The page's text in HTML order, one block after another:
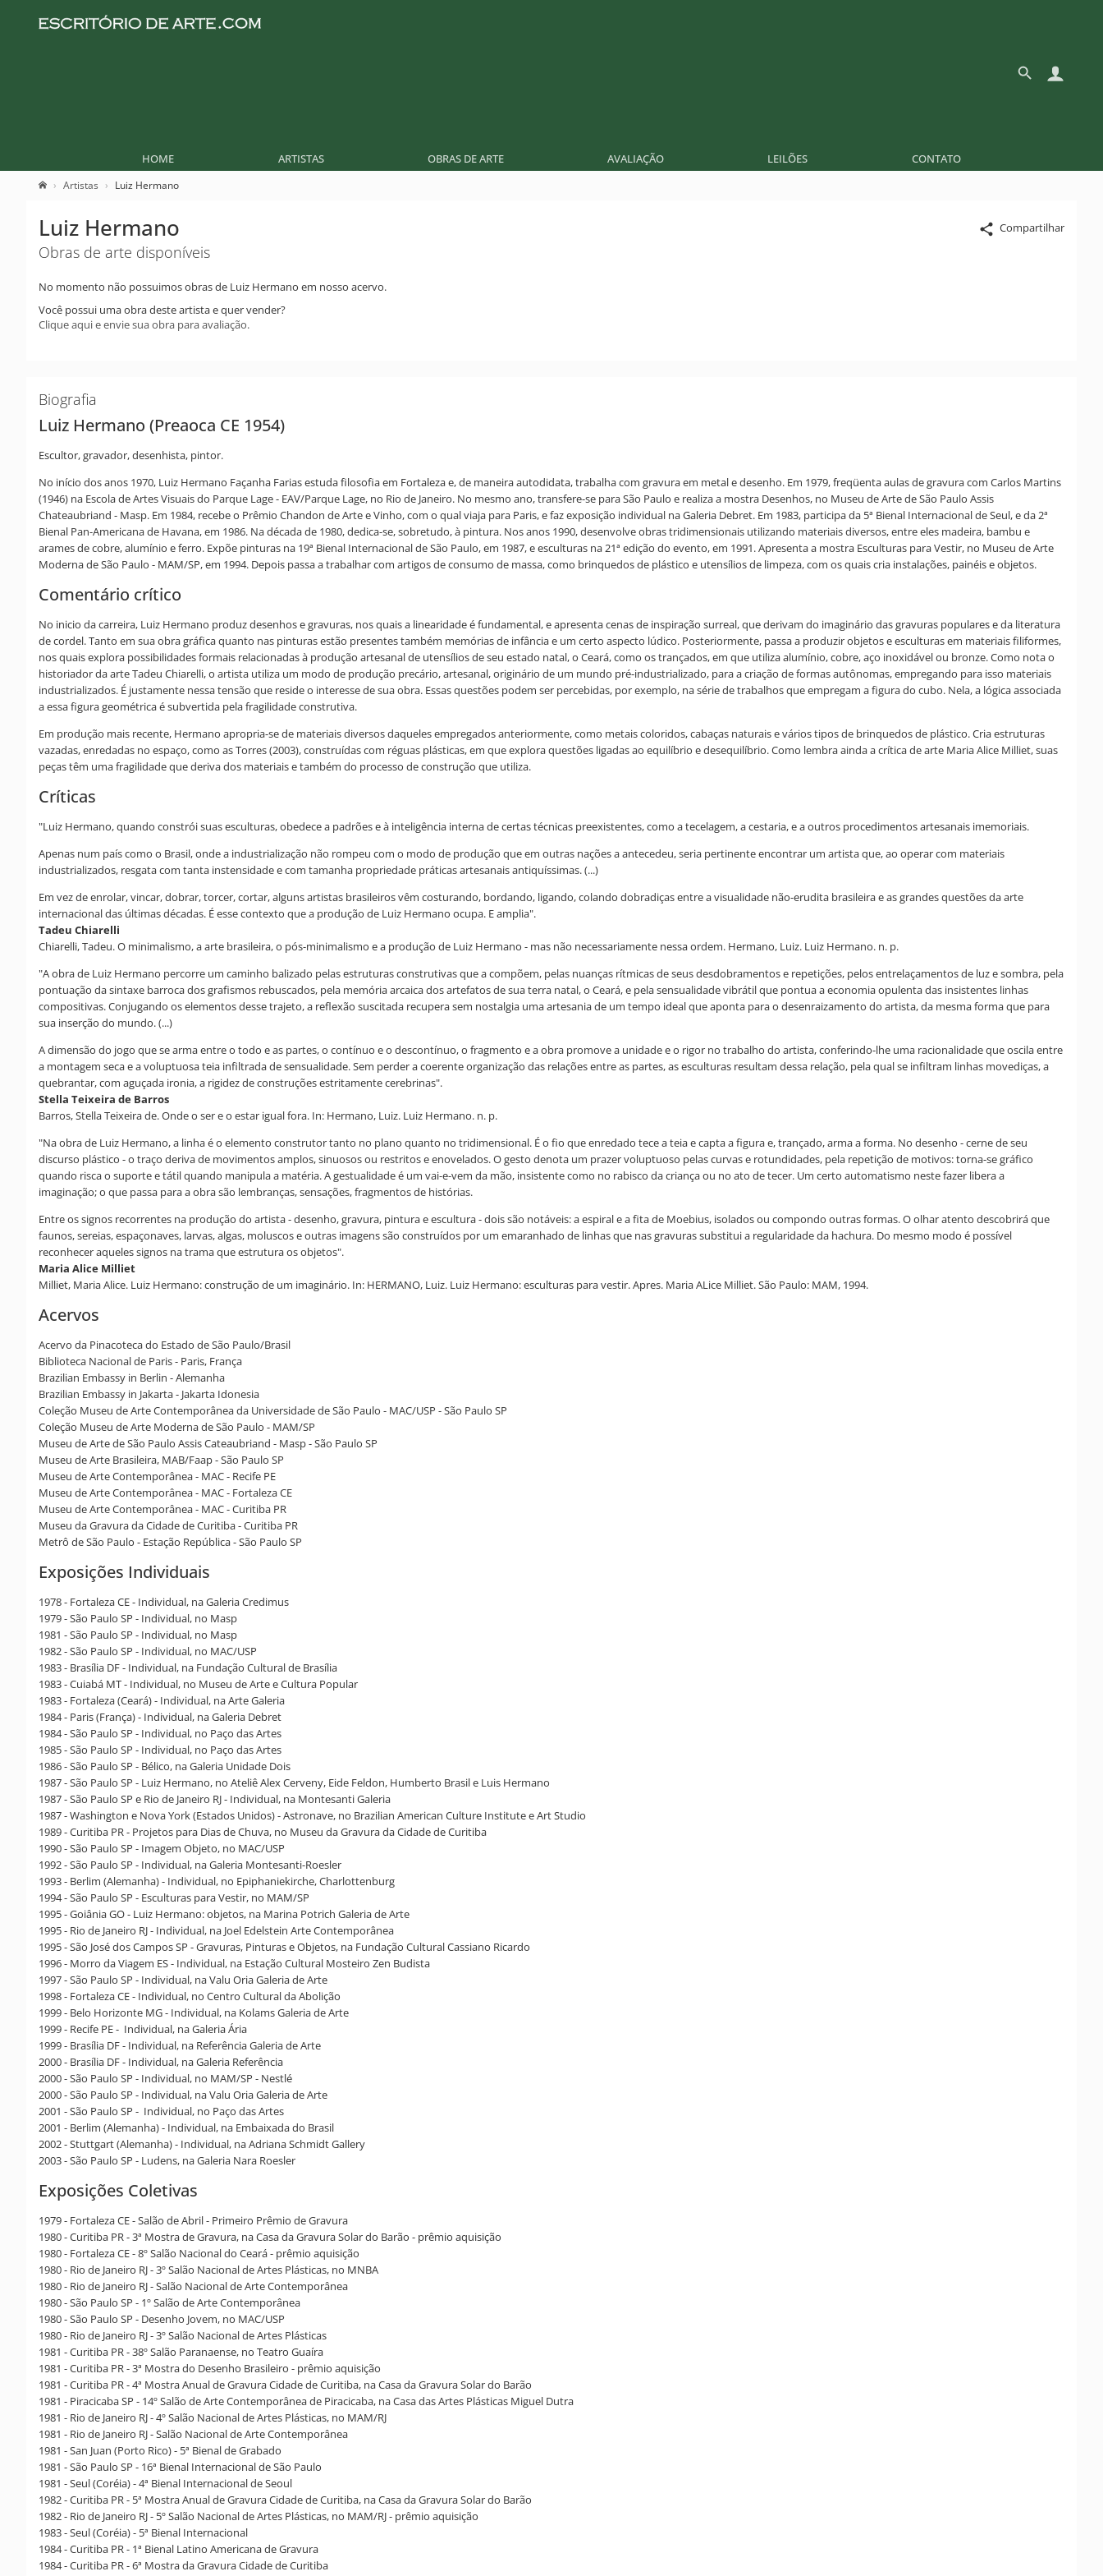
HOME ARTISTAS OBRAS DE ARTE AVALIAÇÃO LEILÕES CONTATO
Artistas Luiz Hermano
Compartilhar
Luiz Hermano
Obras de arte disponíveis
No momento não possuimos obras de Luiz Hermano em nosso acervo.
Você possui uma obra deste artista e quer vender?
Clique aqui e envie sua obra para avaliação.
Biografia
Luiz Hermano (Preaoca CE 1954)
Escultor, gravador, desenhista, pintor.
No início dos anos 1970, Luiz Hermano Façanha Farias estuda filosofia em Fortaleza e, de maneira autodidata, trabalha com gravura em metal e desenho. Em 1979, freqüenta aulas de gravura com Carlos Martins
(1946) na Escola de Artes Visuais do Parque Lage - EAV/Parque Lage, no Rio de Janeiro. No mesmo ano, transfere-se para São Paulo e realiza a mostra Desenhos, no Museu de Arte de São Paulo Assis
Chateaubriand - Masp. Em 1984, recebe o Prêmio Chandon de Arte e Vinho, com o qual viaja para Paris, e faz exposição individual na Galeria Debret. Em 1983, participa da 5ª Bienal Internacional de Seul, e da 2ª
Bienal Pan-Americana de Havana, em 1986. Na década de 1980, dedica-se, sobretudo, à pintura. Nos anos 1990, desenvolve obras tridimensionais utilizando materiais diversos, entre eles madeira, bambu e
arames de cobre, alumínio e ferro. Expõe pinturas na 19ª Bienal Internacional de São Paulo, em 1987, e esculturas na 21ª edição do evento, em 1991. Apresenta a mostra Esculturas para Vestir, no Museu de Arte
Moderna de São Paulo - MAM/SP, em 1994. Depois passa a trabalhar com artigos de consumo de massa, como brinquedos de plástico e utensílios de limpeza, com os quais cria instalações, painéis e objetos.
Comentário crítico
No inicio da carreira, Luiz Hermano produz desenhos e gravuras, nos quais a linearidade é fundamental, e apresenta cenas de inspiração surreal, que derivam do imaginário das gravuras populares e da literatura
de cordel. Tanto em sua obra gráfica quanto nas pinturas estão presentes também memórias de infância e um certo aspecto lúdico. Posteriormente, passa a produzir objetos e esculturas em materiais filiformes,
nos quais explora possibilidades formais relacionadas à produção artesanal de utensílios de seu estado natal, o Ceará, como os trançados, em que utiliza alumínio, cobre, aço inoxidável ou bronze. Como nota o
historiador da arte Tadeu Chiarelli, o artista utiliza um modo de produção precário, artesanal, originário de um mundo pré-industrializado, para a criação de formas autônomas, empregando para isso materiais
industrializados. É justamente nessa tensão que reside o interesse de sua obra. Essas questões podem ser percebidas, por exemplo, na série de trabalhos que empregam a figura do cubo. Nela, a lógica associada
a essa figura geométrica é subvertida pela fragilidade construtiva.
Em produção mais recente, Hermano apropria-se de materiais diversos daqueles empregados anteriormente, como metais coloridos, cabaças naturais e vários tipos de brinquedos de plástico. Cria estruturas
vazadas, enredadas no espaço, como as Torres (2003), construídas com réguas plásticas, em que explora questões ligadas ao equilíbrio e desequilíbrio. Como lembra ainda a crítica de arte Maria Alice Milliet, suas
peças têm uma fragilidade que deriva dos materiais e também do processo de construção que utiliza.
Críticas
"Luiz Hermano, quando constrói suas esculturas, obedece a padrões e à inteligência interna de certas técnicas preexistentes, como a tecelagem, a cestaria, e a outros procedimentos artesanais imemoriais.
Apenas num país como o Brasil, onde a industrialização não rompeu com o modo de produção que em outras nações a antecedeu, seria pertinente encontrar um artista que, ao operar com materiais
industrializados, resgata com tanta instensidade e com tamanha propriedade práticas artesanais antiquíssimas. (...)
Em vez de enrolar, vincar, dobrar, torcer, cortar, alguns artistas brasileiros vêm costurando, bordando, ligando, colando dobradiças entre a visualidade não-erudita brasileira e as grandes questões da arte
internacional das últimas décadas. É esse contexto que a produção de Luiz Hermano ocupa. E amplia".
Tadeu Chiarelli
Chiarelli, Tadeu. O minimalismo, a arte brasileira, o pós-minimalismo e a produção de Luiz Hermano - mas não necessariamente nessa ordem. Hermano, Luiz. Luiz Hermano. n. p.
"A obra de Luiz Hermano percorre um caminho balizado pelas estruturas construtivas que a compõem, pelas nuanças rítmicas de seus desdobramentos e repetições, pelos entrelaçamentos de luz e sombra, pela
pontuação da sintaxe barroca dos grafismos rebuscados, pela memória arcaica dos artefatos de sua terra natal, o Ceará, e pela sensualidade vibrátil que pontua a economia opulenta das insistentes linhas
compositivas. Conjugando os elementos desse trajeto, a reflexão suscitada recupera sem nostalgia uma artesania de um tempo ideal que aponta para o desenraizamento do artista, da mesma forma que para
sua inserção do mundo. (...)
A dimensão do jogo que se arma entre o todo e as partes, o contínuo e o descontínuo, o fragmento e a obra promove a unidade e o rigor no trabalho do artista, conferindo-lhe uma racionalidade que oscila entre
a montagem seca e a voluptuosa teia infiltrada de sensualidade. Sem perder a coerente organização das relações entre as partes, as esculturas resultam dessa relação, pela qual se infiltram linhas movediças, a
quebrantar, com aguçada ironia, a rigidez de construções estritamente cerebrinas".
Stella Teixeira de Barros
Barros, Stella Teixeira de. Onde o ser e o estar igual fora. In: Hermano, Luiz. Luiz Hermano. n. p.
"Na obra de Luiz Hermano, a linha é o elemento construtor tanto no plano quanto no tridimensional. É o fio que enredado tece a teia e capta a figura e, trançado, arma a forma. No desenho - cerne de seu
discurso plástico - o traço deriva de movimentos amplos, sinuosos ou restritos e enovelados. O gesto denota um prazer voluptuoso pelas curvas e rotundidades, pela repetição de motivos: torna-se gráfico
quando risca o suporte e tátil quando manipula a matéria. A gestualidade é um vai-e-vem da mão, insistente como no rabisco da criança ou no ato de tecer. Um certo automatismo neste fazer libera a
imaginação; o que passa para a obra são lembranças, sensações, fragmentos de histórias.
Entre os signos recorrentes na produção do artista - desenho, gravura, pintura e escultura - dois são notáveis: a espiral e a fita de Moebius, isolados ou compondo outras formas. O olhar atento descobrirá que
faunos, sereias, espaçonaves, larvas, algas, moluscos e outras imagens são construídos por um emaranhado de linhas que nas gravuras substitui a regularidade da hachura. Do mesmo modo é possível
reconhecer aqueles signos na trama que estrutura os objetos".
Maria Alice Milliet
Milliet, Maria Alice. Luiz Hermano: construção de um imaginário. In: HERMANO, Luiz. Luiz Hermano: esculturas para vestir. Apres. Maria ALice Milliet. São Paulo: MAM, 1994.
Acervos
Acervo da Pinacoteca do Estado de São Paulo/Brasil
Biblioteca Nacional de Paris - Paris, França
Brazilian Embassy in Berlin - Alemanha
Brazilian Embassy in Jakarta - Jakarta Idonesia
Coleção Museu de Arte Contemporânea da Universidade de São Paulo - MAC/USP - São Paulo SP
Coleção Museu de Arte Moderna de São Paulo - MAM/SP
Museu de Arte de São Paulo Assis Cateaubriand - Masp - São Paulo SP
Museu de Arte Brasileira, MAB/Faap - São Paulo SP
Museu de Arte Contemporânea - MAC - Recife PE
Museu de Arte Contemporânea - MAC - Fortaleza CE
Museu de Arte Contemporânea - MAC - Curitiba PR
Museu da Gravura da Cidade de Curitiba - Curitiba PR
Metrô de São Paulo - Estação República - São Paulo SP
Exposições Individuais
1978 - Fortaleza CE - Individual, na Galeria Credimus
1979 - São Paulo SP - Individual, no Masp
1981 - São Paulo SP - Individual, no Masp
1982 - São Paulo SP - Individual, no MAC/USP
1983 - Brasília DF - Individual, na Fundação Cultural de Brasília
1983 - Cuiabá MT - Individual, no Museu de Arte e Cultura Popular
1983 - Fortaleza (Ceará) - Individual, na Arte Galeria
1984 - Paris (França) - Individual, na Galeria Debret
1984 - São Paulo SP - Individual, no Paço das Artes
1985 - São Paulo SP - Individual, no Paço das Artes
1986 - São Paulo SP - Bélico, na Galeria Unidade Dois
1987 - São Paulo SP - Luiz Hermano, no Ateliê Alex Cerveny, Eide Feldon, Humberto Brasil e Luis Hermano
1987 - São Paulo SP e Rio de Janeiro RJ - Individual, na Montesanti Galeria
1987 - Washington e Nova York (Estados Unidos) - Astronave, no Brazilian American Culture Institute e Art Studio
1989 - Curitiba PR - Projetos para Dias de Chuva, no Museu da Gravura da Cidade de Curitiba
1990 - São Paulo SP - Imagem Objeto, no MAC/USP
1992 - São Paulo SP - Individual, na Galeria Montesanti-Roesler
1993 - Berlim (Alemanha) - Individual, no Epiphaniekirche, Charlottenburg
1994 - São Paulo SP - Esculturas para Vestir, no MAM/SP
1995 - Goiânia GO - Luiz Hermano: objetos, na Marina Potrich Galeria de Arte
1995 - Rio de Janeiro RJ - Individual, na Joel Edelstein Arte Contemporânea
1995 - São José dos Campos SP - Gravuras, Pinturas e Objetos, na Fundação Cultural Cassiano Ricardo
1996 - Morro da Viagem ES - Individual, na Estação Cultural Mosteiro Zen Budista
1997 - São Paulo SP - Individual, na Valu Oria Galeria de Arte
1998 - Fortaleza CE - Individual, no Centro Cultural da Abolição
1999 - Belo Horizonte MG - Individual, na Kolams Galeria de Arte
1999 - Recife PE - Individual, na Galeria Ária
1999 - Brasília DF - Individual, na Referência Galeria de Arte
2000 - Brasília DF - Individual, na Galeria Referência
2000 - São Paulo SP - Individual, no MAM/SP - Nestlé
2000 - São Paulo SP - Individual, na Valu Oria Galeria de Arte
2001 - São Paulo SP - Individual, no Paço das Artes
2001 - Berlim (Alemanha) - Individual, na Embaixada do Brasil
2002 - Stuttgart (Alemanha) - Individual, na Adriana Schmidt Gallery
2003 - São Paulo SP - Ludens, na Galeria Nara Roesler
Exposições Coletivas
1979 - Fortaleza CE - Salão de Abril - Primeiro Prêmio de Gravura
1980 - Curitiba PR - 3ª Mostra de Gravura, na Casa da Gravura Solar do Barão - prêmio aquisição
1980 - Fortaleza CE - 8º Salão Nacional do Ceará - prêmio aquisição
1980 - Rio de Janeiro RJ - 3º Salão Nacional de Artes Plásticas, no MNBA
1980 - Rio de Janeiro RJ - Salão Nacional de Arte Contemporânea
1980 - São Paulo SP - 1º Salão de Arte Contemporânea
1980 - São Paulo SP - Desenho Jovem, no MAC/USP
1980 - Rio de Janeiro RJ - 3º Salão Nacional de Artes Plásticas
1981 - Curitiba PR - 38º Salão Paranaense, no Teatro Guaíra
1981 - Curitiba PR - 3ª Mostra do Desenho Brasileiro - prêmio aquisição
1981 - Curitiba PR - 4ª Mostra Anual de Gravura Cidade de Curitiba, na Casa da Gravura Solar do Barão
1981 - Piracicaba SP - 14º Salão de Arte Contemporânea de Piracicaba, na Casa das Artes Plásticas Miguel Dutra
1981 - Rio de Janeiro RJ - 4º Salão Nacional de Artes Plásticas, no MAM/RJ
1981 - Rio de Janeiro RJ - Salão Nacional de Arte Contemporânea
1981 - San Juan (Porto Rico) - 5ª Bienal de Grabado
1981 - São Paulo SP - 16ª Bienal Internacional de São Paulo
1981 - Seul (Coréia) - 4ª Bienal Internacional de Seoul
1982 - Curitiba PR - 5ª Mostra Anual de Gravura Cidade de Curitiba, na Casa da Gravura Solar do Barão
1982 - Rio de Janeiro RJ - 5º Salão Nacional de Artes Plásticas, no MAM/RJ - prêmio aquisição
1983 - Seul (Coréia) - 5ª Bienal Internacional
1984 - Curitiba PR - 1ª Bienal Latino Americana de Gravura
1984 - Curitiba PR - 6ª Mostra da Gravura Cidade de Curitiba